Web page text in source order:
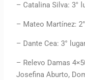
– Catalina Silva: 3°
– Mateo Martínez:
– Dante Cea: 3°
– Relevo Damas
Josefina Aburto,